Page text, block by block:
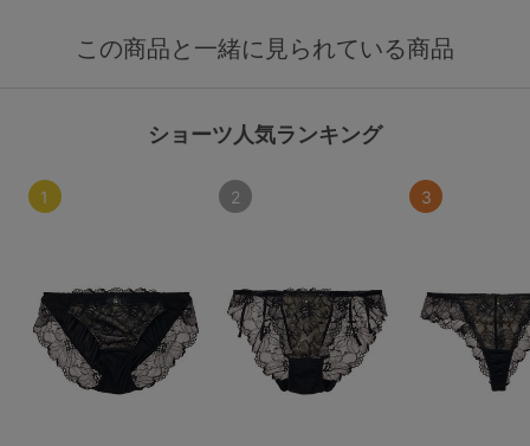
この商品と一緒に見られている商品
ショーツ人気ランキング
1 2 3